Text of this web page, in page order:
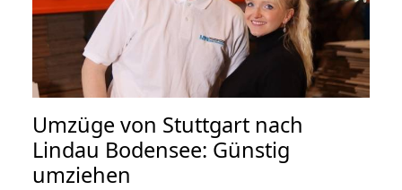
Umzüge von Stuttgart nach
Lindau Bodensee: Günstig
umziehen